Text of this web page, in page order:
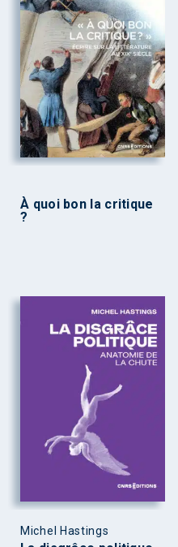
À quoi bon la critique
?
Michel Hastings